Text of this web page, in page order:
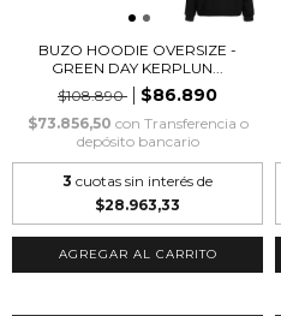
BUZO HOODIE OVERSIZE -
GREEN DAY KERPLUN...
$108.890
$86.890
$73.856,50 con Transferencia o
depósito bancario
3 cuotas sin interés de
$28.963,33
AGREGAR AL CARRITO